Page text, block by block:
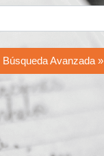
Búsqueda Avanzada »